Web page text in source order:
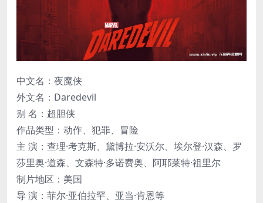
中文名：夜魔侠
外文名：Daredevil
别 名：超胆侠
作品类型：动作、犯罪、冒险
主 演：查理·考克斯、黛博拉·安沃尔、埃尔登·汉森、罗
莎里奥·道森、文森特·多诺费奥、阿耶莱特·祖里尔
制片地区：美国
导 演：菲尔·亚伯拉罕、亚当·肯恩等